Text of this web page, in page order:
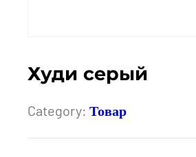
Худи серый
Category: Товар